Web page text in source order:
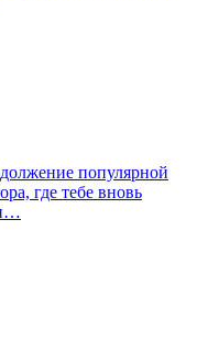
популярной
где тебе вновь